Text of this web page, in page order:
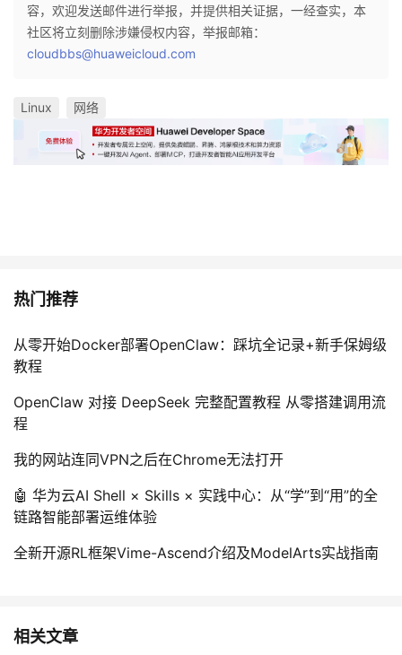
容，欢迎发送邮件进行举报，并提供相关证据，一经查实，本
社区将立刻删除涉嫌侵权内容，举报邮箱：
cloudbbs@huaweicloud.com
Linux 网络
热门推荐
从零开始Docker部署OpenClaw：踩坑全记录+新手保姆级
教程
OpenClaw 对接 DeepSeek 完整配置教程 从零搭建调用流
程
我的网站连同VPN之后在Chrome无法打开
🤖 华为云AI Shell × Skills × 实践中心：从“学”到“用”的全
链路智能部署运维体验
全新开源RL框架Vime-Ascend介绍及ModelArts实战指南
相关文章